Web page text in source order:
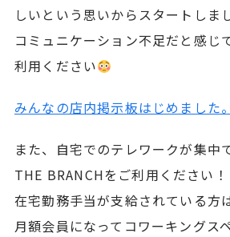
しいという思いからスタートしま
コミュニケーション不足だと感じ
利用ください
みんなの店内掲示板はじめました。
また、自宅でのテレワークが集中
THE BRANCHをご利用ください！
在宅勤務手当が支給されている方
月額会員になってコワーキングス